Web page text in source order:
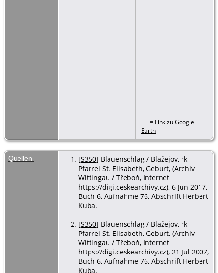
= Link zu Google
Earth
Quellen [S350] Blauenschlag / Blažejov, rk
Pfarrei St. Elisabeth, Geburt, (Archiv
Wittingau / Třeboň, Internet
https://digi.ceskearchivy.cz), 6 Jun 2017,
Buch 6, Aufnahme 76, Abschrift Herbert
Kuba.
[S350] Blauenschlag / Blažejov, rk
Pfarrei St. Elisabeth, Geburt, (Archiv
Wittingau / Třeboň, Internet
https://digi.ceskearchivy.cz), 21 Jul 2007,
Buch 6, Aufnahme 76, Abschrift Herbert
Kuba.